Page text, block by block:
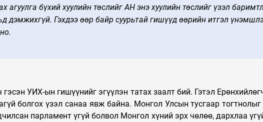
агуулга бүхий хуулийн төслийг АН энэ хуулийн төслийг үзэл
дэмжихгүй. Гэхдээ өөр байр суурьтай гишүүд өөрийн итгэл
гэсэн УИХ-ын гишүүнийг эгүүлэн татах заалт бий. Гэтэл
болгох үзэл санаа явж байна. Монгол Улсын тусгаар
парламент үгүй болвол Монгол хүний эрх чөлөө, дархлаа